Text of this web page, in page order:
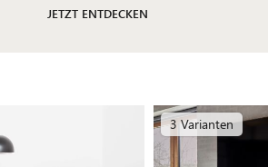
JETZT ENTDECKEN
3 Varianten